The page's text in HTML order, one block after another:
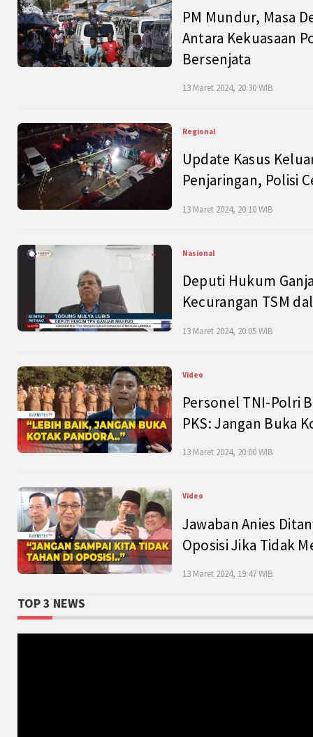
PM Mundur, Masa
Antara Kekuasaan
Bersenjata
13 Maret 2024, 20:30 WIB
Regional
Update Kasus
Penjaringan, Polisi
13 Maret 2024, 20:10 WIB
Nasional
Deputi Hukum
Kecurangan TSM
13 Maret 2024, 20:05 WIB
Video
Personel TNI-Polri
PKS: Jangan Buka
13 Maret 2024, 20:00 WIB
Video
Jawaban Anies
Oposisi Jika Tidak
13 Maret 2024, 19:47 WIB
TOP 3 NEWS